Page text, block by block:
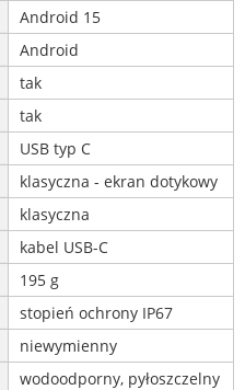
Android 15
Android
tak
tak
USB typ C
klasyczna - ekran dotykowy
klasyczna
kabel USB-C
195 g
stopień ochrony IP67
niewymienny
wodoodporny, pyłoszczelny